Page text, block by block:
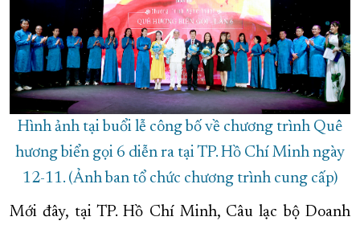
Hình ảnh tại buổi lễ công bố về chương trình Quê
hương biển gọi 6 diễn ra tại TP. Hồ Chí Minh ngày
12-11. (Ảnh ban tổ chức chương trình cung cấp)
Mới đây, tại TP. Hồ Chí Minh, Câu lạc bộ Doanh